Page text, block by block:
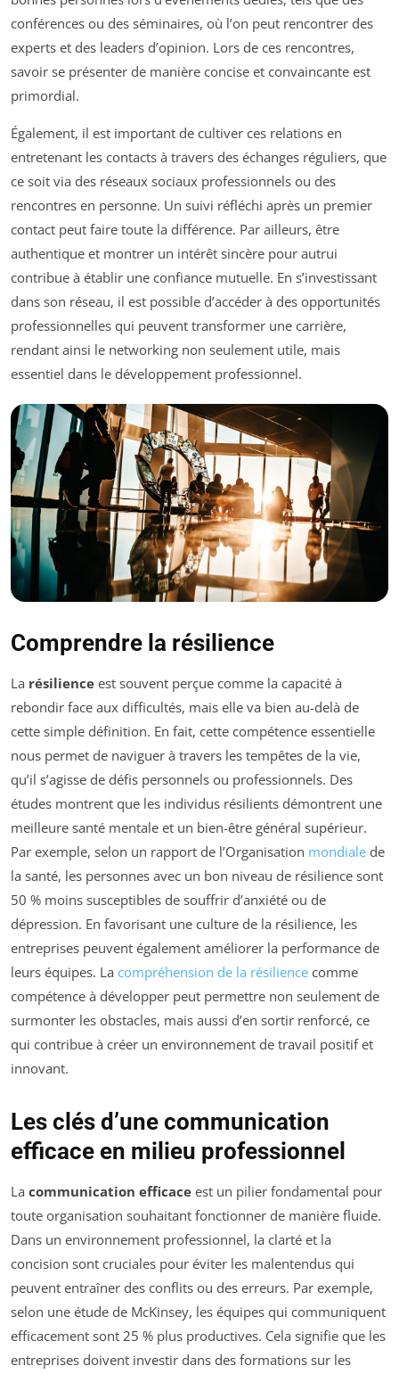
conférences ou des séminaires, où l’on peut rencontrer des
experts et des leaders d’opinion. Lors de ces rencontres,
savoir se présenter de manière concise et convaincante est
primordial.
Également, il est important de cultiver ces relations en
entretenant les contacts à travers des échanges réguliers, que
ce soit via des réseaux sociaux professionnels ou des
rencontres en personne. Un suivi réfléchi après un premier
contact peut faire toute la différence. Par ailleurs, être
authentique et montrer un intérêt sincère pour autrui
contribue à établir une confiance mutuelle. En s’investissant
dans son réseau, il est possible d’accéder à des opportunités
professionnelles qui peuvent transformer une carrière,
rendant ainsi le networking non seulement utile, mais
essentiel dans le développement professionnel.
Comprendre la résilience
La résilience est souvent perçue comme la capacité à
rebondir face aux difficultés, mais elle va bien au-delà de
cette simple définition. En fait, cette compétence essentielle
nous permet de naviguer à travers les tempêtes de la vie,
qu’il s’agisse de défis personnels ou professionnels. Des
études montrent que les individus résilients démontrent une
meilleure santé mentale et un bien-être général supérieur.
Par exemple, selon un rapport de l’Organisation mondiale de
la santé, les personnes avec un bon niveau de résilience sont
50 % moins susceptibles de souffrir d’anxiété ou de
dépression. En favorisant une culture de la résilience, les
entreprises peuvent également améliorer la performance de
leurs équipes. La compréhension de la résilience comme
compétence à développer peut permettre non seulement de
surmonter les obstacles, mais aussi d’en sortir renforcé, ce
qui contribue à créer un environnement de travail positif et
innovant.
Les clés d’une communication
efficace en milieu professionnel
La communication efficace est un pilier fondamental pour
toute organisation souhaitant fonctionner de manière fluide.
Dans un environnement professionnel, la clarté et la
concision sont cruciales pour éviter les malentendus qui
peuvent entraîner des conflits ou des erreurs. Par exemple,
selon une étude de McKinsey, les équipes qui communiquent
efficacement sont 25 % plus productives. Cela signifie que les
entreprises doivent investir dans des formations sur les